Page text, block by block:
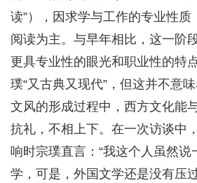
读”），因求学与工作的专业性质
阅读为主。与早年相比，这一阶
更具专业性的眼光和职业性的特
璞“又古典又现代”，但这并不意
文风的形成过程中，西方文化能
抗礼，不相上下。在一次访谈中
响时宗璞直言：“我这个人虽然说
学，可是，外国文学还是没有压